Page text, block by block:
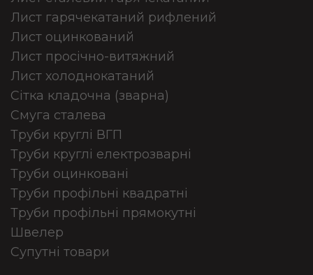
Лист гарячекатаний рифлений
Лист оцинкований
Лист просічно-витяжний
Лист холоднокатаний
Сітка кладочна (зварна)
Смуга сталева
Труби круглі ВГП
Труби круглі електрозварні
Труби оцинковані
Труби профільні квадратні
Труби профільні прямокутні
Швелер
Супутні товари